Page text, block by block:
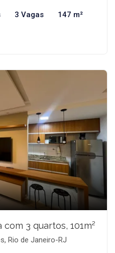
3 Vagas 147 m²
3 quartos, 101m²
Rio de Janeiro-RJ